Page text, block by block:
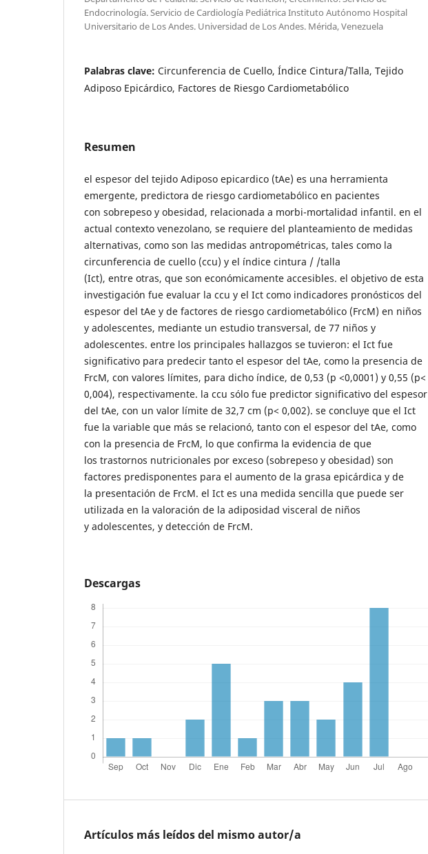
Endocrinología. Servicio de Cardiología Pediátrica Instituto Autónomo Hospital
Universitario de Los Andes. Universidad de Los Andes. Mérida, Venezuela
Palabras clave: Circunferencia de Cuello, Índice Cintura/Talla, Tejido
Adiposo Epicárdico, Factores de Riesgo Cardiometabólico
Resumen
el espesor del tejido Adiposo epicardico (tAe) es una herramienta
emergente, predictora de riesgo cardiometabólico en pacientes
con sobrepeso y obesidad, relacionada a morbi-mortalidad infantil. en el
actual contexto venezolano, se requiere del planteamiento de medidas
alternativas, como son las medidas antropométricas, tales como la
circunferencia de cuello (ccu) y el índice cintura / /talla
(Ict), entre otras, que son económicamente accesibles. el objetivo de esta
investigación fue evaluar la ccu y el Ict como indicadores pronósticos del
espesor del tAe y de factores de riesgo cardiometabólico (FrcM) en niños
y adolescentes, mediante un estudio transversal, de 77 niños y
adolescentes. entre los principales hallazgos se tuvieron: el Ict fue
significativo para predecir tanto el espesor del tAe, como la presencia de
FrcM, con valores límites, para dicho índice, de 0,53 (p <0,0001) y 0,55 (p<
0,004), respectivamente. la ccu sólo fue predictor significativo del espesor
del tAe, con un valor límite de 32,7 cm (p< 0,002). se concluye que el Ict
fue la variable que más se relacionó, tanto con el espesor del tAe, como
con la presencia de FrcM, lo que confirma la evidencia de que
los trastornos nutricionales por exceso (sobrepeso y obesidad) son
factores predisponentes para el aumento de la grasa epicárdica y de
la presentación de FrcM. el Ict es una medida sencilla que puede ser
utilizada en la valoración de la adiposidad visceral de niños
y adolescentes, y detección de FrcM.
Descargas
Artículos más leídos del mismo autor/a